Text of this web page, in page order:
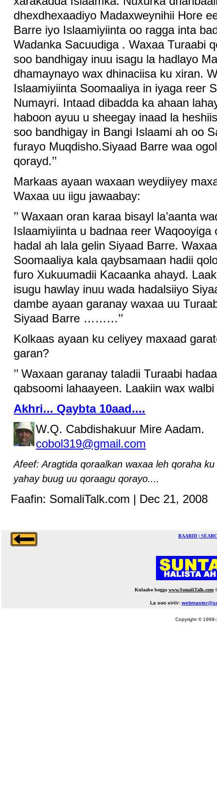
dhexdhexaadiyo Madaxweynihii Hore
Barre iyo Islaamiyiinta oo ragga inta
Wadanka Sacuudiga . Waxaa Turaabi
soo bandhigay inuu isagu la hadlayo
dhamaynayo wax dhinaciisa ku xiran.
Islaamiyiinta Soomaaliya in iyaga reer
Numayri. Intaad dibadda ka ahaan
haboon ayuu u sheegay inaad la
soo bandhigay in Bangi Islaami ah oo
furayo Muqdisho.Siyaad Barre waa
qorayd.’’
Markaas ayaan waxaan weydiiyey
Waxaa uu iigu jawaabay:
’’ Waxaan oran karaa bisayl la’aanta
Islaamiyiinta u badnaa reer
hadal ah lala gelin Siyaad Barre.
Soomaaliya kala qaybsamaan hadii
furo Xukuumadii Kacaanka ahayd.
isugu hawlay inuu wada hadalsiiyo
dambe ayaan garanay waxaa uu
Siyaad Barre ………’’
Kolkaas ayaan ku celiyey maxaad
garan?
’’ Waxaan garanay taladii Turaabi
qabsoomi lahaayeen. Laakiin wax walbi
Akhri... Qaybta 10aad....
W.Q. Cabdishakuur Mire Aadam.
cobol319@gmail.com
Afeef: Aragtida qoraalkan waxaa leh qoraha
yahay buug uu qoraagu qorayo....
Faafin: SomaliTalk.com | Dec 21, 2008
BAARID |
Kulaabo bogga www.SomaliTalk.com
La soo xiriir:
Copyright © 1999-